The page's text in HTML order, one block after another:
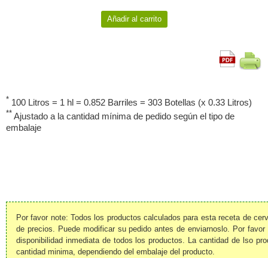
* 100 Litros = 1 hl = 0.852 Barriles = 303 Botellas (x 0.33 Litros)
** Ajustado a la cantidad mínima de pedido según el tipo de
embalaje
Por favor note: Todos los productos calculados para esta receta de
de precios. Puede modificar su pedido antes de enviarnoslo. Por
disponibilidad inmediata de todos los productos. La cantidad de lso
cantidad minima, dependiendo del embalaje del producto.